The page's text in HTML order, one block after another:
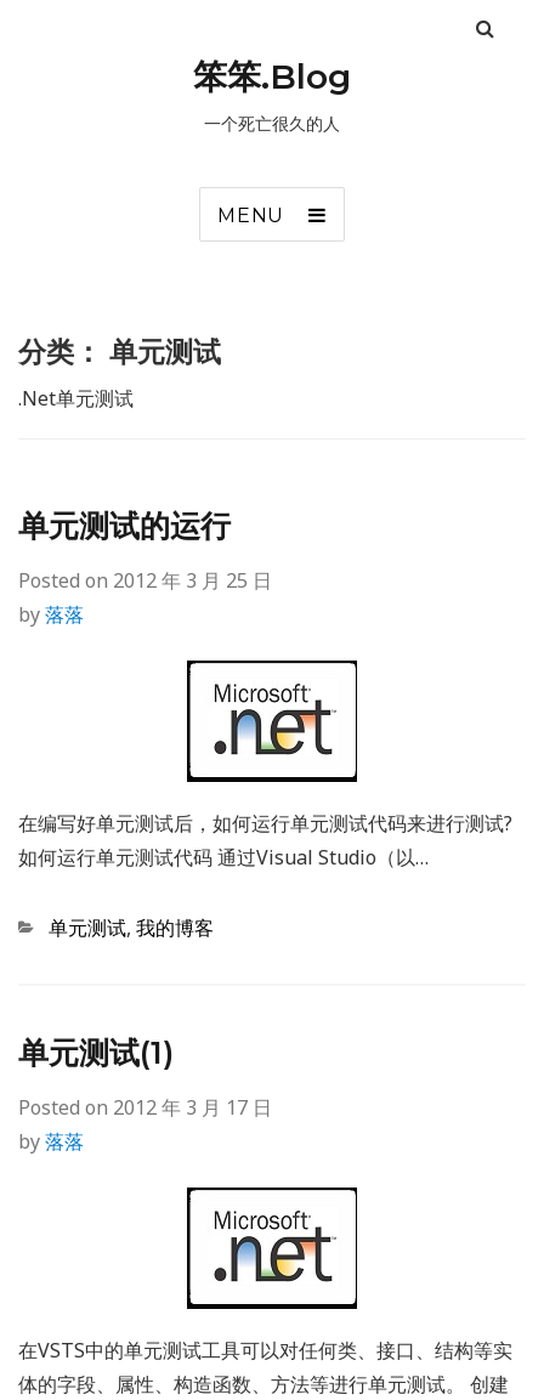
笨笨.Blog
一个死亡很久的人
MENU
分类： 单元测试
.Net单元测试
单元测试的运行
Posted on 2012 年 3 月 25 日
by落落
在编写好单元测试后，如何运行单元测试代码来进行测试?
如何运行单元测试代码 通过Visual Studio（以…
Categories
单元测试, 我的博客
单元测试(1)
Posted on 2012 年 3 月 17 日
by落落
在VSTS中的单元测试工具可以对任何类、接口、结构等实
体的字段、属性、构造函数、方法等进行单元测试。 创建